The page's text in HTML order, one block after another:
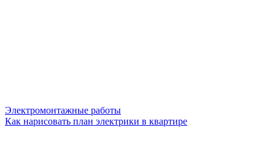
Электромонтажные работы
Как нарисовать план электрики в квартире